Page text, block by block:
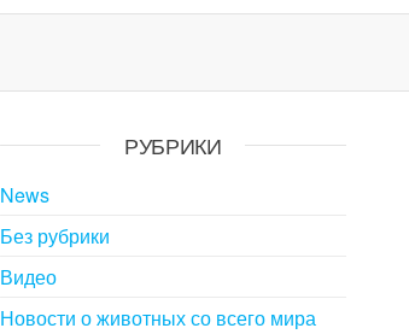
РУБРИКИ
News
Без рубрики
Видео
Новости о животных со всего мира